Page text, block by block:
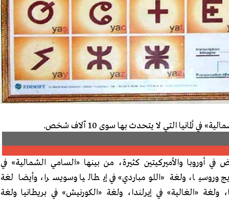
في ألمانيا التي لا يتحدث بها سوى 10 آلاف شخص.
في أوروبا والأميركيتين كثيرة، من بينها «السامي الشمالية» في
وروسيا، ولغة «اللومباردي» في إيطاليا وسويسرا، وأيضا لغة
ولغة «الغالية» في إيرلندا، ولغة «الكورنيش» في بريطانيا ولغة